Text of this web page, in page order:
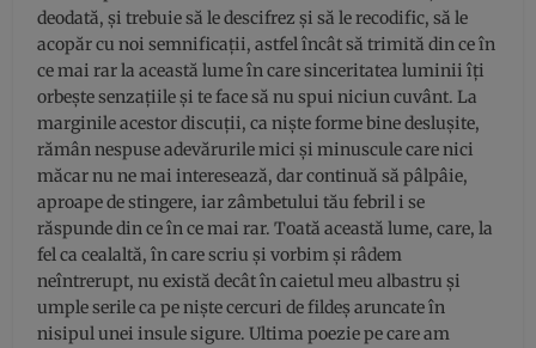
deodată, și trebuie să le descifrez și să le recodific, să le
acopăr cu noi semnificații, astfel încât să trimită din ce în
ce mai rar la această lume în care sinceritatea luminii îți
orbește senzațiile și te face să nu spui niciun cuvânt. La
marginile acestor discuții, ca niște forme bine deslușite,
rămân nespuse adevărurile mici și minuscule care nici
măcar nu ne mai interesează, dar continuă să pâlpâie,
aproape de stingere, iar zâmbetului tău febril i se
răspunde din ce în ce mai rar. Toată această lume, care, la
fel ca cealaltă, în care scriu și vorbim și râdem
neîntrerupt, nu există decât în caietul meu albastru și
umple serile ca pe niște cercuri de fildeș aruncate în
nisipul unei insule sigure. Ultima poezie pe care am